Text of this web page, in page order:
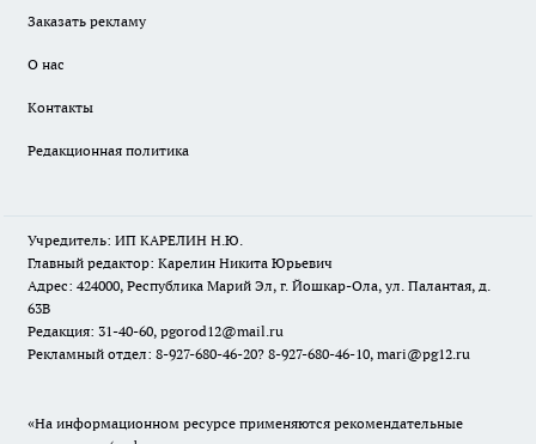
Заказать рекламу
О нас
Контакты
Редакционная политика
Учредитель: ИП КАРЕЛИН Н.Ю.
Главный редактор: Карелин Никита Юрьевич
Адрес: 424000, Республика Марий Эл, г. Йошкар-Ола, ул. Палантая, д.
63В
Редакция: 31-40-60, pgorod12@mail.ru
Рекламный отдел: 8-927-680-46-20? 8-927-680-46-10, mari@pg12.ru
«На информационном ресурсе применяются рекомендательные